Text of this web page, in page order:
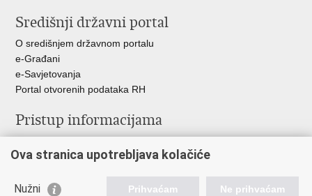
FacebookuTwitteru
Središnji državni portal
O središnjem državnom portalu
e-Građani
e-Savjetovanja
Portal otvorenih podataka RH
Pristup informacijama
Savjetovanje
Zapošljavanje
Ova stranica upotrebljava kolačiće
Nužni Prihvaćam Ne prihvaćam